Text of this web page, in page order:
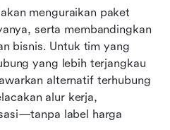
menguraikan paket
serta membandingkan
bisnis. Untuk tim yang
yang lebih terjangkau
alternatif terhubung
alur kerja,
label harga